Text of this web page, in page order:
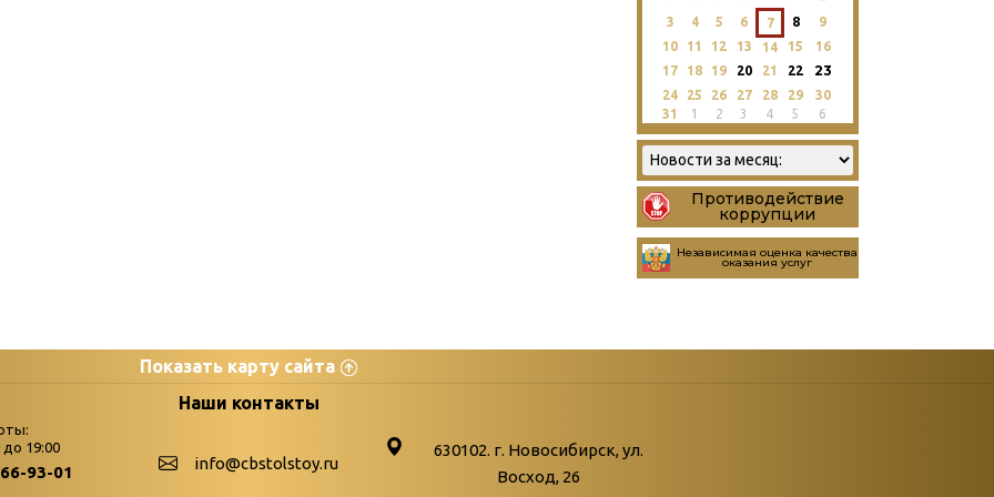
3 4 5 6 7 8
9
10
11 12 13 14 15
16
17
18 19 20 21 22 23
24 25 26 27 28 29
30
31
1 2 3 4 5 6
Противодействие
коррупции
Независимая оценка качества
оказания услуг
Показать карту сайта
palitra
Бюллетень новых поступлений
Война. Народ. Победа.
Наши контакты
до 19:00
93-01 info@cbstolstoy.ru
630102. г. Новосибирск, ул.
Восход, 26